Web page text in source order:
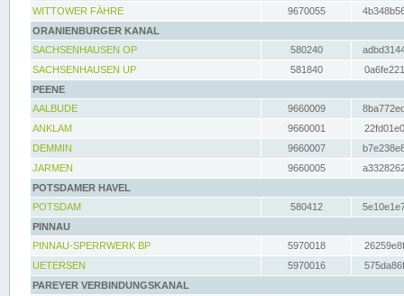
WITTOWER FÄHRE
9670055
ORANIENBURGER KANAL
SACHSENHAUSEN OP
580240
SACHSENHAUSEN UP
581840
PEENE
AALBUDE
9660009
ANKLAM
9660001
DEMMIN
9660007
JARMEN
9660005
POTSDAMER HAVEL
POTSDAM
580412
PINNAU
PINNAU-SPERRWERK BP
5970018
UETERSEN
5970016
PAREYER VERBINDUNGSKANAL